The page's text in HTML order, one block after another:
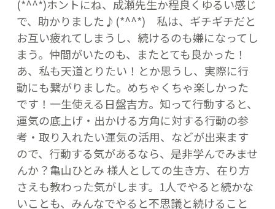
(*^^*)ホントにね、成瀬先生か程良くゆるい感じ
で、助かりました♪(*^^*) 私は、ギチギチだと
お互い疲れてしまうし、続けるのも嫌になってし
まう。仲間がいたのも、またとても良かった！
あ、私も天道とりたい！とか思うし、実際に行
動にも繋がりました。めちゃくちゃ楽しかった
です！一生使える日盤吉方。知って行動すると、
運気の底上げ・出かける方角に対する行動の参
考・取り入れたい運気の活用、などが出来ます
ので、行動する気があるなら、是非学んでみませ
んか？亀山ひとみ 様人としての生き方、在り方
さえも教わった気がします。1人でやると続かな
いことも、みんなでやると不思議と続けること